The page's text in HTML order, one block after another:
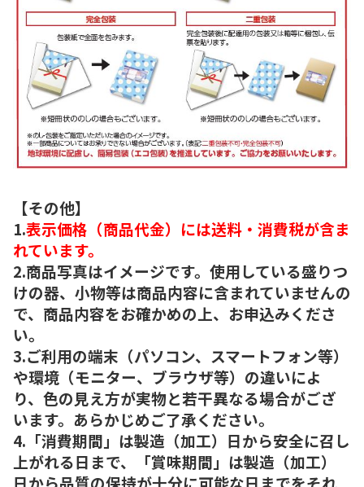
【その他】
1.表示価格（商品代金）には送料・消費税が含ま
れています。
2.商品写真はイメージです。使用している盛りつ
けの器、小物等は商品内容に含まれていませんの
で、商品内容をお確かめの上、お申込みくださ
い。
3.ご利用の端末（パソコン、スマートフォン等）
や環境（モニター、ブラウザ等）の違いによ
り、色の見え方が実物と若干異なる場合がござ
います。あらかじめご了承ください。
4.「消費期間」は製造（加工）日から安全に召し
上がれる日まで、「賞味期間」は製造（加工）